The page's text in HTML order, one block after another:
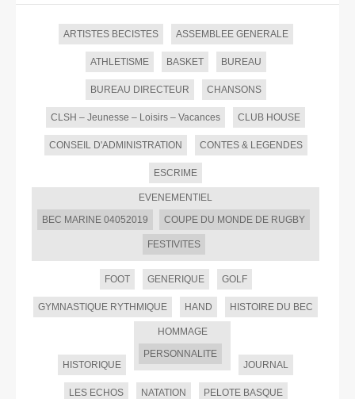
ARTISTES BECISTES ASSEMBLEE GENERALE
ATHLETISME BASKET BUREAU
BUREAU DIRECTEUR CHANSONS
CLSH – Jeunesse – Loisirs – Vacances CLUB HOUSE
CONSEIL D'ADMINISTRATION CONTES & LEGENDES
ESCRIME
EVENEMENTIEL
BEC MARINE 04052019
COUPE DU MONDE DE RUGBY
FESTIVITES
FOOT GENERIQUE GOLF
GYMNASTIQUE RYTHMIQUE HAND HISTOIRE DU BEC
HISTORIQUE
HOMMAGE
PERSONNALITE
JOURNAL
LES ECHOS NATATION PELOTE BASQUE